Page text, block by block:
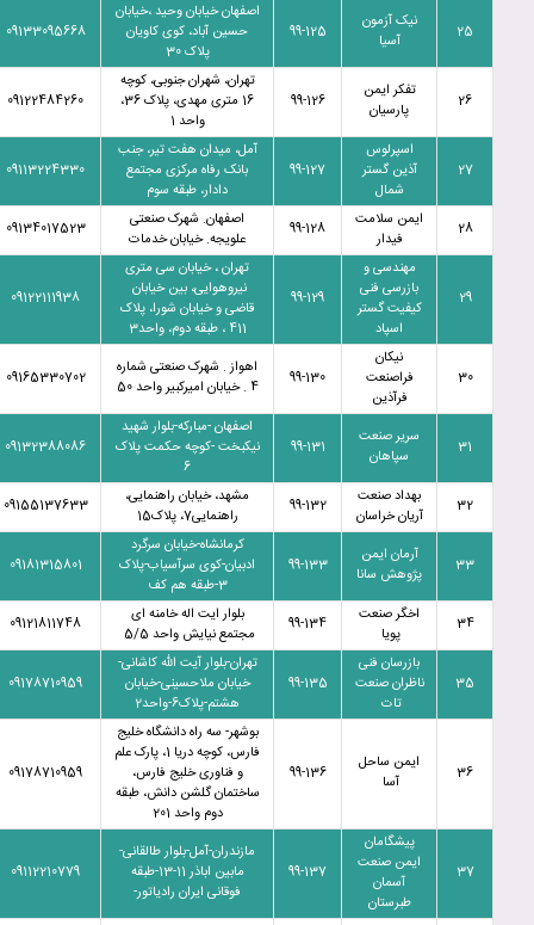
25
نیک آزمون
آسیا
99-125
اصفهان خیابان وحید ،خیابان
حسین آباد، کوی کاویان
پلاک 30
09133095668
26
تفکر ایمن
پارسیان
99-126
تهران، شهران جنوبی، کوچه
16 متری مهدی، پلاک 36،
واحد 1
09122484260
27
اسپرلوس
آذین گستر
شمال
99-127
آمل، میدان هفت تیر، جنب
بانک رفاه مرکزی مجتمع
دادار، طبقه سوم
09113224330
28
ایمن سلامت
فیدار
99-128
اصفهان. شهرک صنعتی
علویجه. خیابان خدمات
09134017523
29
مهندسی و
بازرسی فنی
کیفیت گستر
اسپاد
99-129
تهران ، خیابان سی متری
نیروهوایی، بین خیابان
قاضی و خیابان شورا، پلاک
411 ، طبقه دوم، واحد3
09122111938
30
نیکان
فراصنعت
فرآذین
99-130
اهواز . شهرک صنعتی شماره
4 . خیابان امیرکبیر واحد 50
09165330702
31
سریر صنعت
سپاهان
99-131
اصفهان -مبارکه-بلوار شهید
نیکبخت -کوچه حکمت پلاک
6
09132388086
32
بهداد صنعت
آریان خراسان
99-132
مشهد، خیابان راهنمایی،
راهنمایی7، پلاک15
09155137633
33
آرمان ایمن
پژوهش سانا
99-133
کرمانشاه-خیابان سرگرد
ادبیان-کوی سرآسیاب-پلاک
3-طبقه هم کف
09181315801
34
اخگر صنعت
پویا
99-134
بلوار ایت اله خامنه ای
مجتمع نیایش واحد 5/5
09121811748
35
بازرسان فنی
ناظران صنعت
تات
99-135
تهران-بلوار آیت الله کاشانی-
خیابان ملاحسینی-خیابان
هشتم-پلاک6-واحد2
09178710959
36
ایمن ساحل
آسا
99-136
بوشهر- سه راه دانشگاه خلیج
فارس، کوچه دریا 1، پارک علم
و فناوری خلیج فارس،
ساختمان گلشن دانش، طبقه
دوم واحد 201
09178710959
37
پیشگامان
ایمن صنعت
آسمان
طبرستان
99-137
مازندران-آمل-بلوار طالقانی-
مابین اباذر 11-13-طبقه
فوقانی ایران رادیاتور-
09112210779